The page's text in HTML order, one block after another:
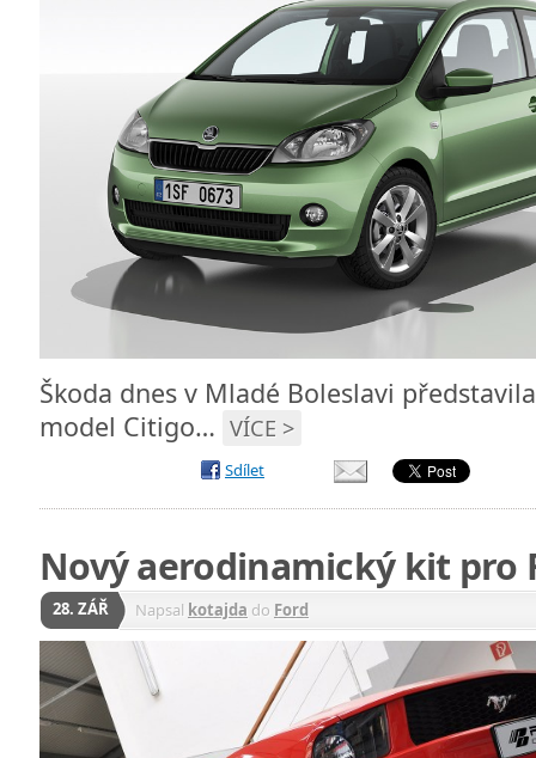
Škoda dnes v Mladé Boleslavi
model Citigo… VÍCE >
Sdílet
Nový aerodinamický kit pro
28. ZÁŘ Napsal kotajda do Ford